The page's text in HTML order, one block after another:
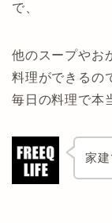
で、
他のスープやお
料理ができるの
毎日の料理で本
家